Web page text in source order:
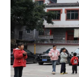
新疆
多语种频道
English